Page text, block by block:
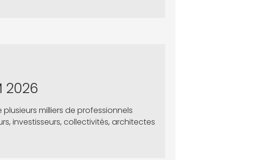
2026
milliers de professionnels
investisseurs, collectivités, architectes